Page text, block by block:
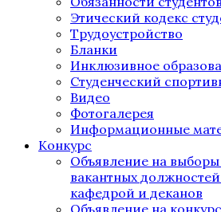
Этический кодекс
Трудоустройство
Бланки
Инклюзивное
Студенческий
Видео
Фотогалерея
Информационные
Конкурс
Объявление на
вакантных
кафедрой и деканов
Объявление на